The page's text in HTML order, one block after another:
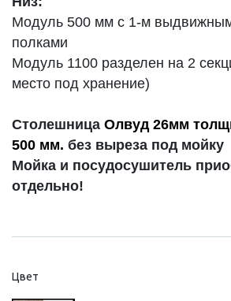
Модуль 500 мм с 1-м
полками
Модуль 1100 разделен на 2
место под хранение)
Столешница Олвуд 26мм
500 мм. без выреза под мойку
Мойка и посудосушитель
отдельно!
Цвет